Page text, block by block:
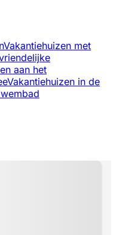
Vakantiehuizen met
aan het
Vakantiehuizen in de